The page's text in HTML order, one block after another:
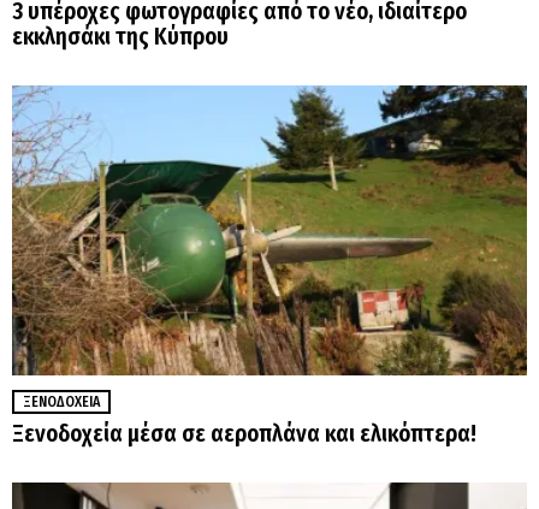
3 υπέροχες φωτογραφίες από το νέο, ιδιαίτερο
εκκλησάκι της Κύπρου
ΞΕΝΟΔΟΧΕΊΑ
Ξενοδοχεία μέσα σε αεροπλάνα και ελικόπτερα!